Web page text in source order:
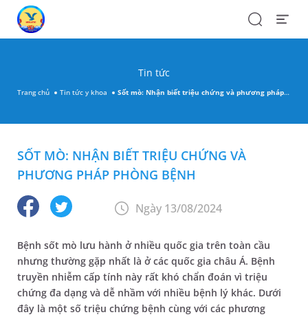
SearchOpen
Tin tức
Trang chủ Tin tức y khoa Sốt mò: Nhận biết triệu chứng và phương pháp phòng bệnh
SỐT MÒ: NHẬN BIẾT TRIỆU CHỨNG VÀ
PHƯƠNG PHÁP PHÒNG BỆNH
Ngày 13/08/2024
Bệnh sốt mò lưu hành ở nhiều quốc gia trên toàn cầu
nhưng thường gặp nhất là ở các quốc gia châu Á. Bệnh
truyền nhiễm cấp tính này rất khó chẩn đoán vì triệu
chứng đa dạng và dễ nhầm với nhiều bệnh lý khác. Dưới
đây là một số triệu chứng bệnh cùng với các phương